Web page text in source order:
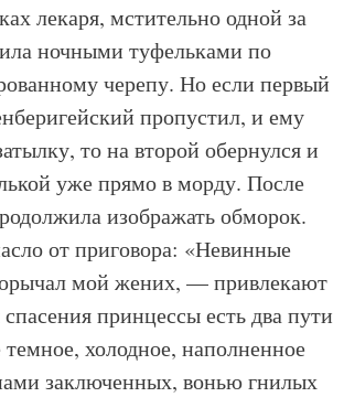
лекаря, мстительно одной за
ночными туфельками по
черепу. Но если первый
пропустил, и ему
то на второй обернулся и
уже прямо в морду. После
изображать обморок.
от приговора: «Невинные
мой жених, — привлекают
принцессы есть два пути
холодное, наполненное
заключенных, вонью гнилых